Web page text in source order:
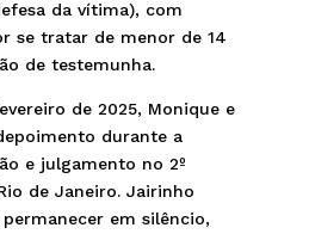
da vítima), com
se tratar de menor de 14
de testemunha.
de 2025, Monique e
durante a
e julgamento no 2º
de Janeiro. Jairinho
em silêncio,